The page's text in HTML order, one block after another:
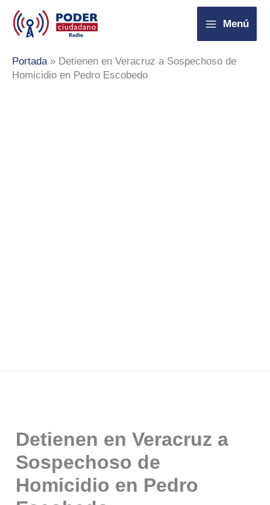
contenido
Menú
Portada» Detienen en Veracruz a Sospechoso de
Homicidio en Pedro Escobedo
Detienen en Veracruz a
Sospechoso de
Homicidio en Pedro